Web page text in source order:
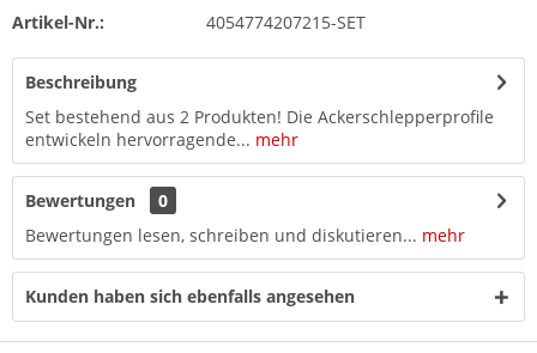
Artikel-Nr.: 4054774207215-SET
Beschreibung
Set bestehend aus 2 Produkten! Die Ackerschlepperprofile
entwickeln hervorragende... mehr
Bewertungen
0
Bewertungen lesen, schreiben und diskutieren... mehr
Kunden haben sich ebenfalls angesehen